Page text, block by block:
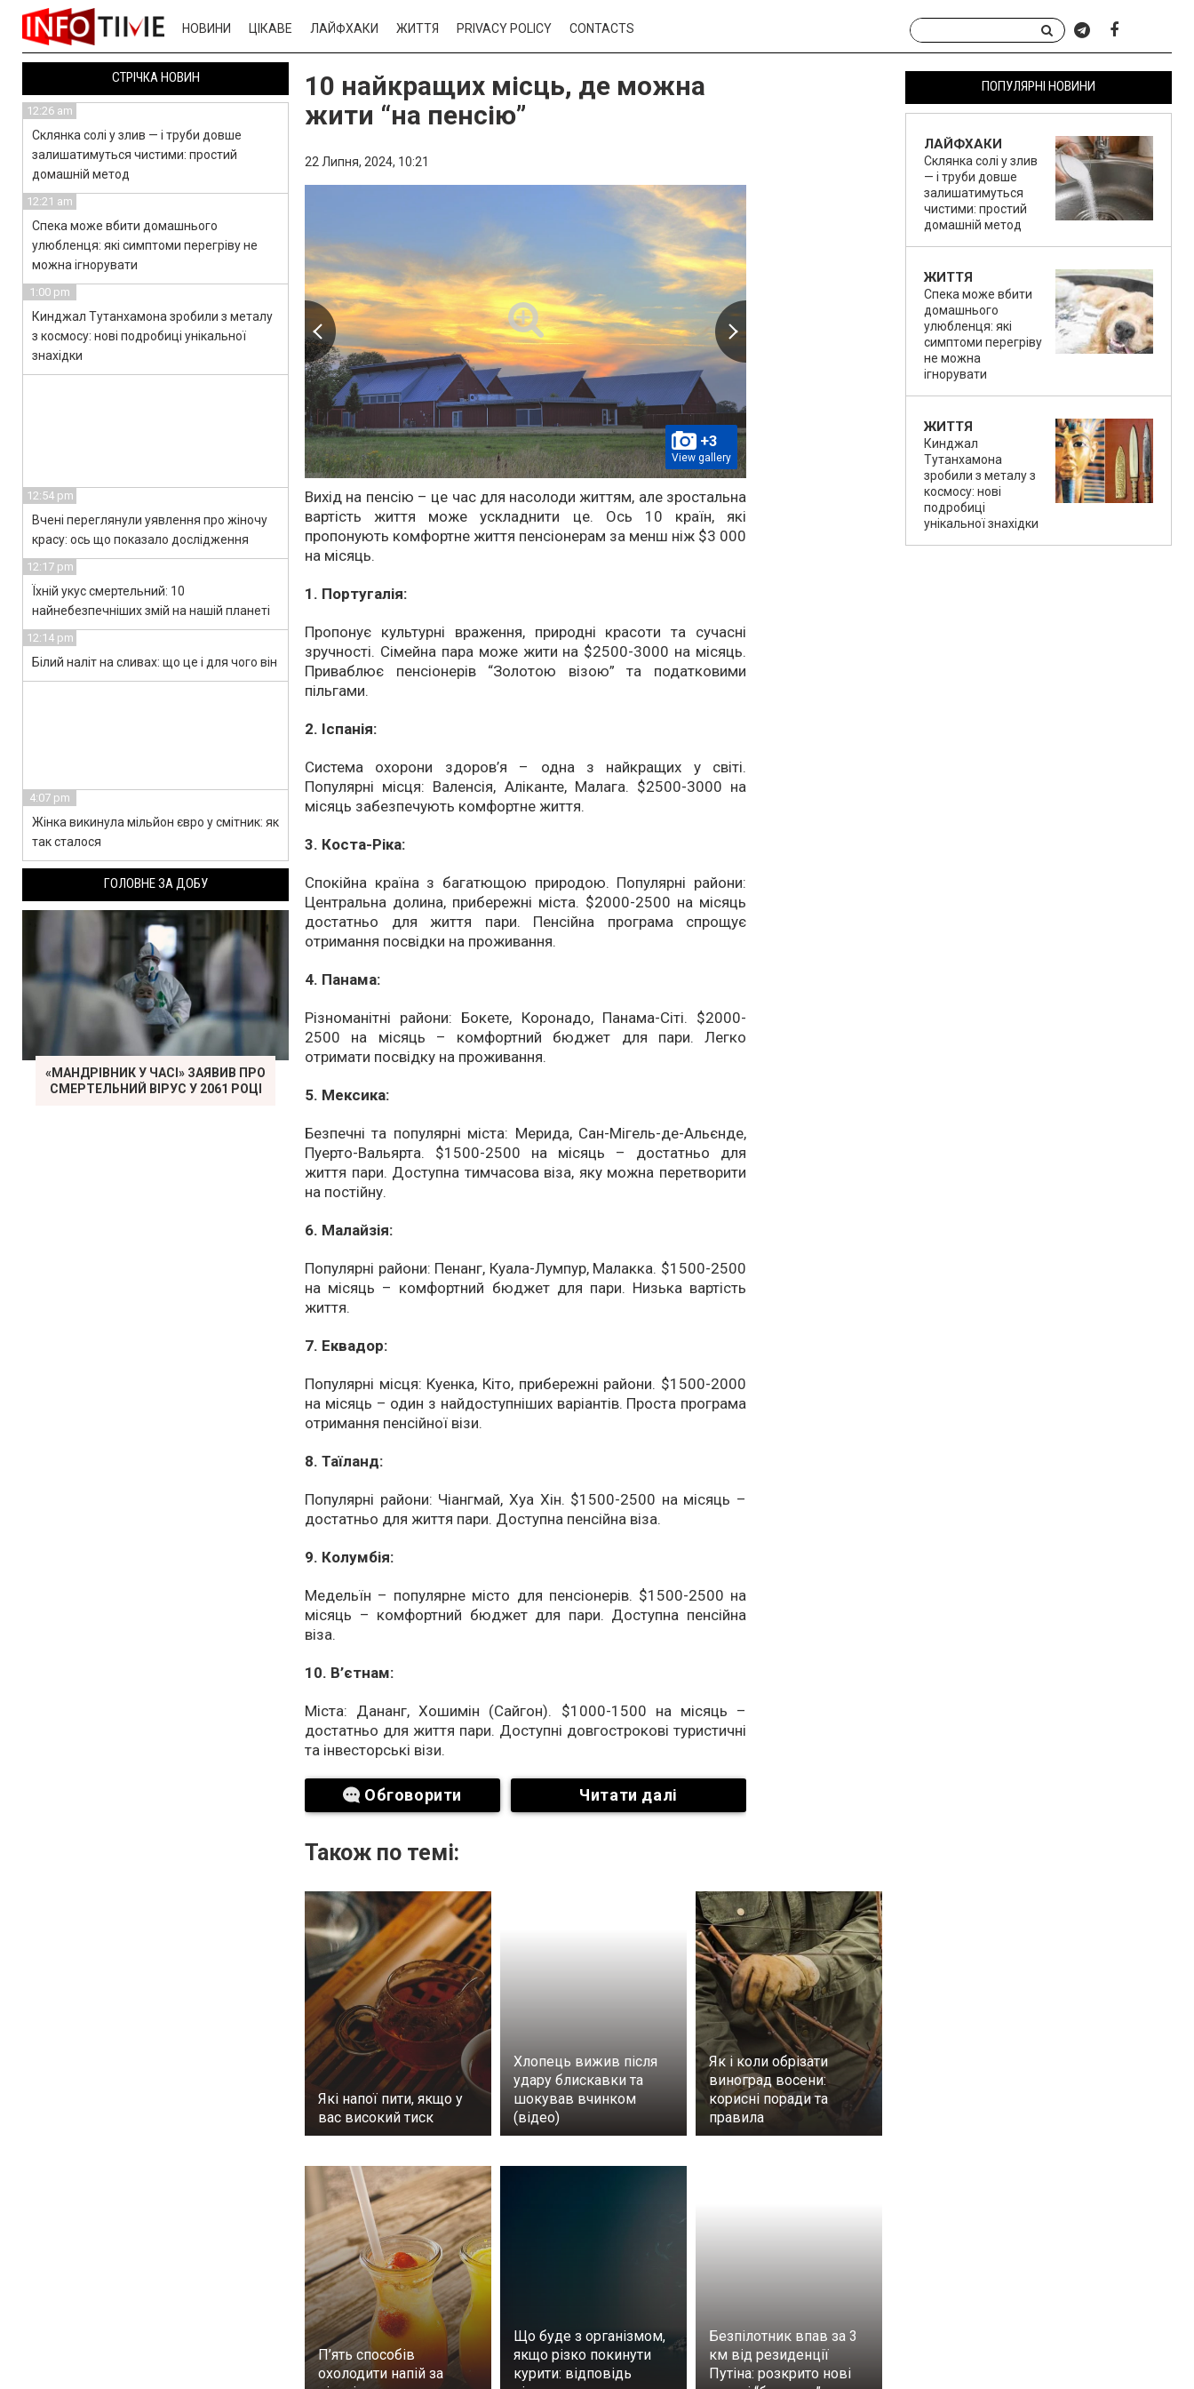
НОВИНИ ЦІКАВЕ ЛАЙФХАКИ ЖИТТЯ PRIVACY POLICY CONTACTS
10 найкращих місць, де можна
жити “на пенсію”
22 Липня, 2024, 10:21
+3
View gallery
Вихід на пенсію – це час для насолоди життям, але зростальна
вартість життя може ускладнити це. Ось 10 країн, які
пропонують комфортне життя пенсіонерам за менш ніж $3 000
на місяць.
1. Португалія:
Пропонує культурні враження, природні красоти та сучасні
зручності. Сімейна пара може жити на $2500-3000 на місяць.
Приваблює пенсіонерів “Золотою візою” та податковими
пільгами.
2. Іспанія:
Система охорони здоров’я – одна з найкращих у світі.
Популярні місця: Валенсія, Аліканте, Малага. $2500-3000 на
місяць забезпечують комфортне життя.
3. Коста-Ріка:
Спокійна країна з багатющою природою. Популярні райони:
Центральна долина, прибережні міста. $2000-2500 на місяць
достатньо для життя пари. Пенсійна програма спрощує
отримання посвідки на проживання.
4. Панама:
Різноманітні райони: Бокете, Коронадо, Панама-Сіті. $2000-
2500 на місяць – комфортний бюджет для пари. Легко
отримати посвідку на проживання.
5. Мексика:
Безпечні та популярні міста: Мерида, Сан-Мігель-де-Альєнде,
Пуерто-Вальярта. $1500-2500 на місяць – достатньо для
життя пари. Доступна тимчасова віза, яку можна перетворити
на постійну.
6. Малайзія:
Популярні райони: Пенанг, Куала-Лумпур, Малакка. $1500-2500
на місяць – комфортний бюджет для пари. Низька вартість
життя.
7. Еквадор:
Популярні місця: Куенка, Кіто, прибережні райони. $1500-2000
на місяць – один з найдоступніших варіантів. Проста програма
отримання пенсійної візи.
8. Таїланд:
Популярні райони: Чіангмай, Хуа Хін. $1500-2500 на місяць –
достатньо для життя пари. Доступна пенсійна віза.
9. Колумбія:
Медельїн – популярне місто для пенсіонерів. $1500-2500 на
місяць – комфортний бюджет для пари. Доступна пенсійна
віза.
10. В’єтнам:
Міста: Дананг, Хошимін (Сайгон). $1000-1500 на місяць –
достатньо для життя пари. Доступні довгострокові туристичні
та інвесторські візи.
Обговорити Читати далі
Також по темі:
Які напої пити, якщо у
вас високий тиск
Хлопець вижив після
удару блискавки та
шокував вчинком
(відео)
Як і коли обрізати
виноград восени:
корисні поради та
правила
П’ять способів
охолодити напій за
Що буде з організмом,
якщо різко покинути
курити: відповідь
Безпілотник впав за 3
км від резиденції
Путіна: розкрито нові
ПОПУЛЯРНІ НОВИНИ
ЛАЙФХАКИ
Склянка солі у злив
— і труби довше
залишатимуться
чистими: простий
домашній метод
ЖИТТЯ
Спека може вбити
домашнього
улюбленця: які
симптоми перегріву
не можна
ігнорувати
ЖИТТЯ
Кинджал
Тутанхамона
зробили з металу з
космосу: нові
подробиці
унікальної знахідки
СТРІЧКА НОВИН
12:26 am
Склянка солі у злив — і труби довше
залишатимуться чистими: простий
домашній метод
12:21 am
Спека може вбити домашнього
улюбленця: які симптоми перегріву не
можна ігнорувати
1:00 pm
Кинджал Тутанхамона зробили з металу
з космосу: нові подробиці унікальної
знахідки
12:54 pm
Вчені переглянули уявлення про жіночу
красу: ось що показало дослідження
12:17 pm
Їхній укус смертельний: 10
найнебезпечніших змій на нашій планеті
12:14 pm
Білий наліт на сливах: що це і для чого він
4:07 pm
Жінка викинула мільйон євро у смітник: як
так сталося
ГОЛОВНЕ ЗА ДОБУ
«МАНДРІВНИК У ЧАСІ» ЗАЯВИВ ПРО
СМЕРТЕЛЬНИЙ ВІРУС У 2061 РОЦІ